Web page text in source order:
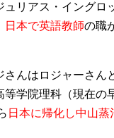
ュリアス・イングロ
日本で英語教師の職
んはロジャーさん
学院理科（現在の
日本に帰化し中山蒸